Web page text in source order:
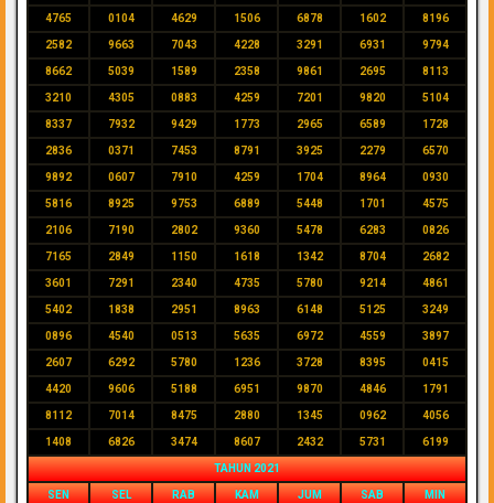
4765 0104 4629 1506 6878 1602 8196
2582 9663 7043 4228 3291 6931 9794
8662 5039 1589 2358 9861 2695 8113
3210 4305 0883 4259 7201 9820 5104
8337 7932 9429 1773 2965 6589 1728
2836 0371 7453 8791 3925 2279 6570
9892 0607 7910 4259 1704 8964 0930
5816 8925 9753 6889 5448 1701 4575
2106 7190 2802 9360 5478 6283 0826
7165 2849 1150 1618 1342 8704 2682
3601 7291 2340 4735 5780 9214 4861
5402 1838 2951 8963 6148 5125 3249
0896 4540 0513 5635 6972 4559 3897
2607 6292 5780 1236 3728 8395 0415
4420 9606 5188 6951 9870 4846 1791
8112 7014 8475 2880 1345 0962 4056
1408 6826 3474 8607 2432 5731 6199
TAHUN 2021
SEN SEL RAB KAM JUM SAB MIN